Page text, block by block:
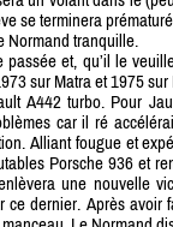
se terminera
Normand tranquille.
et, qu’il le
sur Matra et 1975
A442 turbo. Pour
car il ré
Alliant fougue et
Porsche 936 et
une nouvelle
dernier. Après avoir